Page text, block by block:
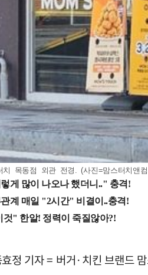
치 목동점 외관 전경. (사진=맘스터치
정 기자 = 버거·치킨 브랜드